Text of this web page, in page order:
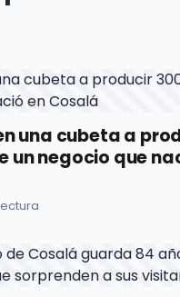
una cubeta a
un negocio que